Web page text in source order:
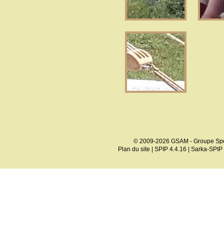
© 2009-2026 GSAM - Groupe
Plan du site
SPIP 4.4.16 Sarka-SPIP